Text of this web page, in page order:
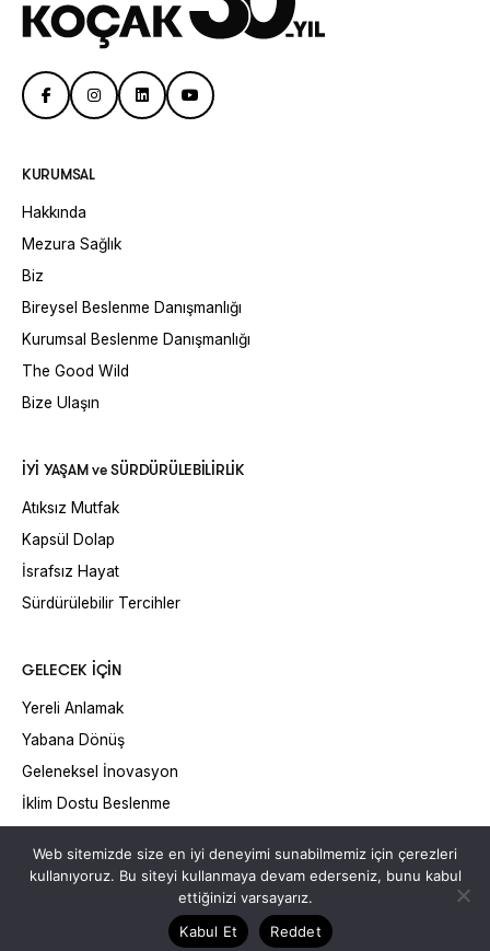
KURUMSAL
Hakkında
Mezura Sağlık
Biz
Bireysel Beslenme Danışmanlığı
Kurumsal Beslenme Danışmanlığı
The Good Wild
Bize Ulaşın
İYİ YAŞAM ve SÜRDÜRÜLEBİLİRLİK
Atıksız Mutfak
Kapsül Dolap
İsrafsız Hayat
Sürdürülebilir Tercihler
GELECEK İÇİN
Yereli Anlamak
Yabana Dönüş
Geleneksel İnovasyon
İklim Dostu Beslenme
© 2026 - ALL RIGHTS RESERVED - WEBSITE BY
DESIGN
Web sitemizde size en iyi deneyimi sunabilmemiz için çerezleri
kullanıyoruz. Bu siteyi kullanmaya devam ederseniz, bunu kabul
ettiğinizi varsayarız.
Kabul Et
Reddet